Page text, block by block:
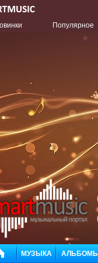
Популярное
МУЗЫКА АЛЬБОМЫ